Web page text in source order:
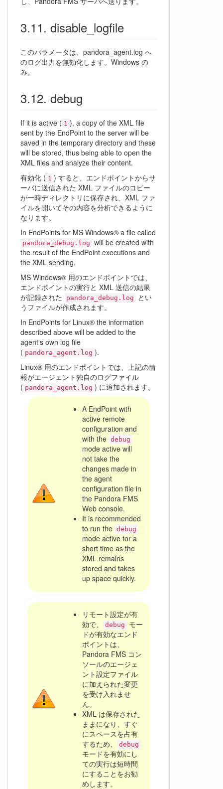
disable_logfile
このパラメータは、pandora_agent.log へ
のログ出力を無効化します。Windows の
み。
debug
If it is active ( 1 ), a copy of the XML file
sent by the EndPoint to the server will be
saved in the temporary directory and these
will be stored, thus being able to open the
XML files and analyze their content.
有効化 ( 1 ) すると、エンドポイントからサ
ーバに送信された XML ファイルのコピー
が一時ディレクトリに保存され、XML ファ
イルを開いてその内容を分析できるように
なります。
In EndPoints for MS Windows® a file called
pandora_debug.log will be created with
the result of the EndPoint executions and
the XML sending.
MS Windows® 用のエンドポイントでは、
エンドポイントの実行と XML 送信の結果
が記録された
pandora_debug.log
とい
うファイルが作成されます。
In EndPoints for Linux® the information
described above will be added to the
agent's own log file
( pandora_agent.log ).
Linux® 用のエンドポイントでは、上記の情
報がエージェント独自のログファイル
( pandora_agent.log ) に追加されます。
A EndPoint with
active remote
configuration and
with the debug
mode active will
not take the
changes made in
the agent
configuration file in
the Pandora FMS
Web console.
It is recommended
to run the debug
mode active for a
short time as the
XML remains
stored and takes
up space quickly.
リモート設定が有
効で、
debug モー
ドが有効なエンド
ポイントは、
Pandora FMS コン
ソールのエージェ
ント設定ファイル
に加えられた変更
を受け入れませ
ん。
XML は保存された
ままになり、すぐ
にスペースを占有
するため、
debug
モードを有効にし
ての実行は短時間
にすることをお勧
めします。